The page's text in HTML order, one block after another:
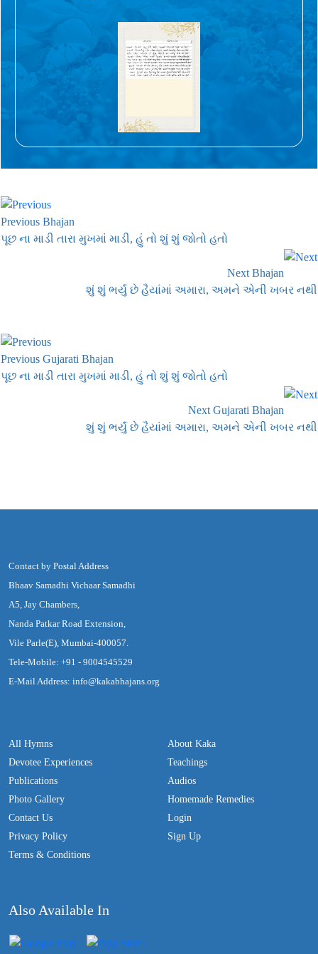
Previous Bhajan
પૂછ ના માડી તારા મુખમાં માડી, હું તો શું શું જોતો હતો
Next Bhajan
શું શું ભર્યું છે હૈયાંમાં અમારા, અમને એની ખબર નથી
Previous Gujarati Bhajan
પૂછ ના માડી તારા મુખમાં માડી, હું તો શું શું જોતો હતો
Next Gujarati Bhajan
શું શું ભર્યું છે હૈયાંમાં અમારા, અમને એની ખબર નથી
Contact by Postal Address
Bhaav Samadhi Vichaar Samadhi
A5, Jay Chambers,
Nanda Patkar Road Extension,
Vile Parle(E), Mumbai-400057.
Tele-Mobile: +91 - 9004545529
E-Mail Address: info@kakabhajans.org
All Hymns
Devotee Experiences
Publications
Photo Gallery
Contact Us
Privacy Policy
Terms & Conditions
About Kaka
Teachings
Audios
Homemade Remedies
Login
Sign Up
Also Available In